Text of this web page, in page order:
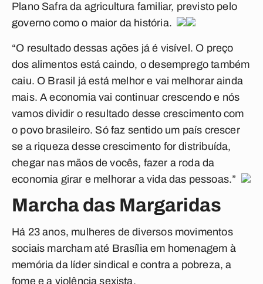
Plano Safra da agricultura familiar, previsto pelo
governo como o maior da história.
“O resultado dessas ações já é visível. O preço
dos alimentos está caindo, o desemprego também
caiu. O Brasil já está melhor e vai melhorar ainda
mais. A economia vai continuar crescendo e nós
vamos dividir o resultado desse crescimento com
o povo brasileiro. Só faz sentido um país crescer
se a riqueza desse crescimento for distribuída,
chegar nas mãos de vocês, fazer a roda da
economia girar e melhorar a vida das pessoas.”
Marcha das Margaridas
Há 23 anos, mulheres de diversos movimentos
sociais marcham até Brasília em homenagem à
memória da líder sindical e contra a pobreza, a
fome e a violência sexista.